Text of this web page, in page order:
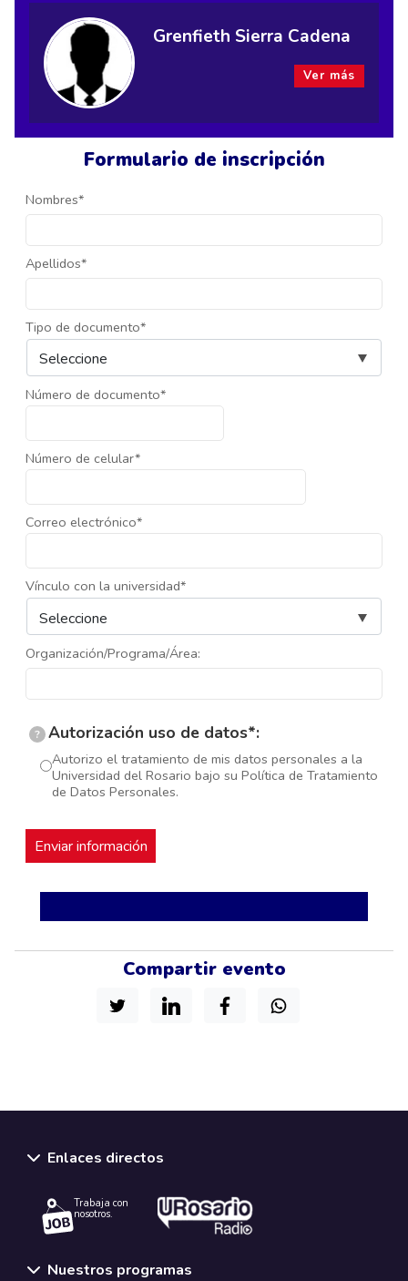
Formulario de inscripción
Nombres*
Apellidos*
Tipo de documento*
Número de documento*
Número de celular*
Correo electrónico*
Vínculo con la universidad*
Organización/Programa/Área:
? Autorización uso de datos*:
Autorizo el tratamiento de mis datos personales a la
Universidad del Rosario bajo su Política de Tratamiento
de Datos Personales.
Compartir evento
Grenfieth Sierra Cadena
Ver más
Enlaces directos
Trabaja con
nosotros.
Nuestros programas